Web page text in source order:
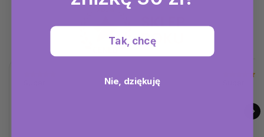
Tak, chcę
Nie, dziękuję